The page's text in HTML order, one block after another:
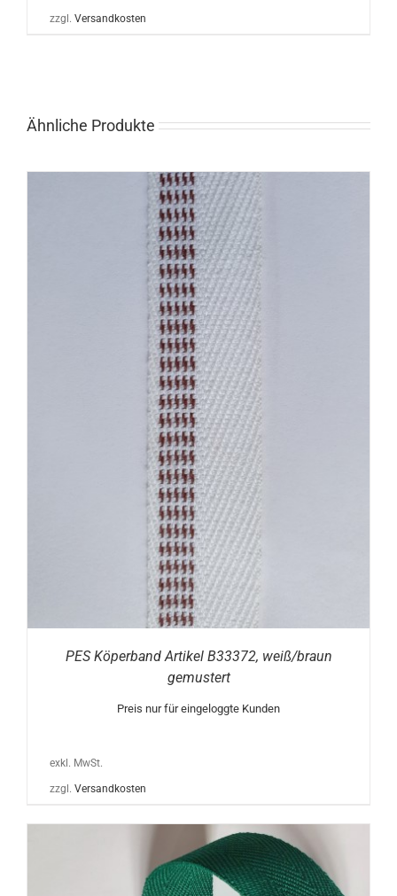
zzgl. Versandkosten
Ähnliche Produkte
PES Köperband Artikel B33372, weiß/braun
gemustert
Preis nur für eingeloggte Kunden
exkl. MwSt.
zzgl. Versandkosten